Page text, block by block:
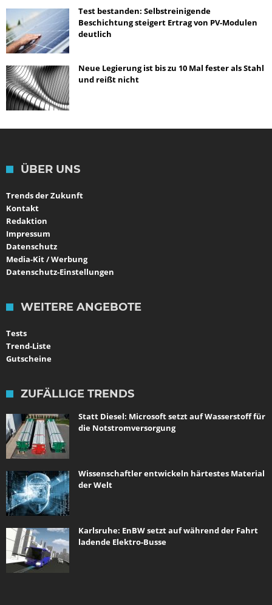
Test bestanden: Selbstreinigende
Beschichtung steigert Ertrag von PV-Modulen
deutlich
Neue Legierung ist bis zu 10 Mal fester als Stahl
und reißt nicht
ÜBER UNS
Trends der Zukunft
Kontakt
Redaktion
Impressum
Datenschutz
Media-Kit / Werbung
Datenschutz-Einstellungen
WEITERE ANGEBOTE
Tests
Trend-Liste
Gutscheine
ZUFÄLLIGE TRENDS
Statt Diesel: Microsoft setzt auf Wasserstoff für
die Notstromversorgung
Wissenschaftler entwickeln härtestes Material
der Welt
Karlsruhe: EnBW setzt auf während der Fahrt
ladende Elektro-Busse